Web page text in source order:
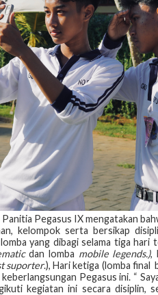
Pegasus IX mengatakan
kelompok serta bersikap
yang dibagi selama tiga
dan lomba mobile legends.),
suporter.), Hari ketiga (lomba final
Pegasus ini. “
kegiatan ini secara disiplin,